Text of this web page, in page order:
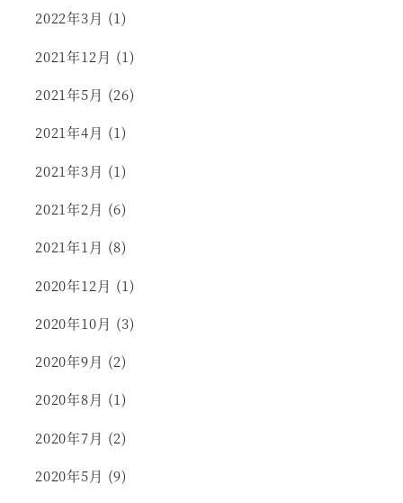
2022年3月 (1)
2021年12月 (1)
2021年5月 (26)
2021年4月 (1)
2021年3月 (1)
2021年2月 (6)
2021年1月 (8)
2020年12月 (1)
2020年10月 (3)
2020年9月 (2)
2020年8月 (1)
2020年7月 (2)
2020年5月 (9)